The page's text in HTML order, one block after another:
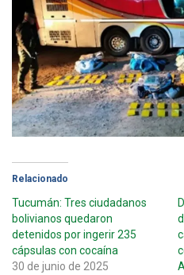
Relacionado
Tucumán: Tres ciudadanos
bolivianos quedaron
detenidos por ingerir 235
cápsulas con cocaína
30 de junio de 2025